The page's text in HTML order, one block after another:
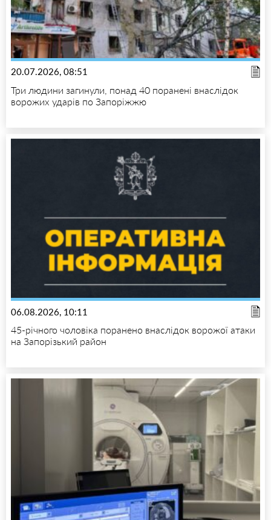
20.07.2026, 08:51
Три людини загинули, понад 40 поранені внаслідок
ворожих ударів по Запоріжжю
06.08.2026, 10:11
45-річного чоловіка поранено внаслідок ворожої атаки
на Запорізький район